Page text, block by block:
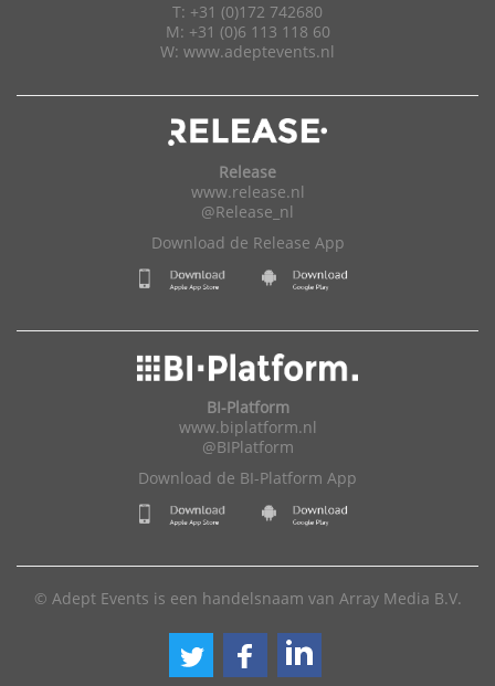
T: +31 (0)172 742680
M: +31 (0)6 113 118 60
W: www.adeptevents.nl
Release
www.release.nl
@Release_nl
Download de Release App
BI-Platform
www.biplatform.nl
@BIPlatform
Download de BI-Platform App
© Adept Events is een handelsnaam van Array Media B.V.